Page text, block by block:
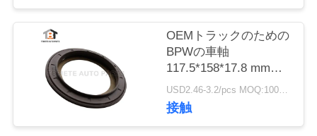
絡
い
OEMトラックのための
BPWの車軸
117.5*158*17.8 mmの
ための
NO.0256647700/
ゴム製Oirのシール
USD2.46-3.2/pcs MOQ:1000のPCS
接触